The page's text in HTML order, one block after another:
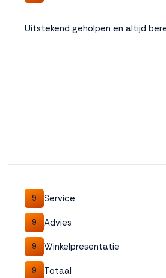
Uitstekend geholpen en altijd
9 Service
9 Advies
9 Winkelpresentatie
9 Totaal